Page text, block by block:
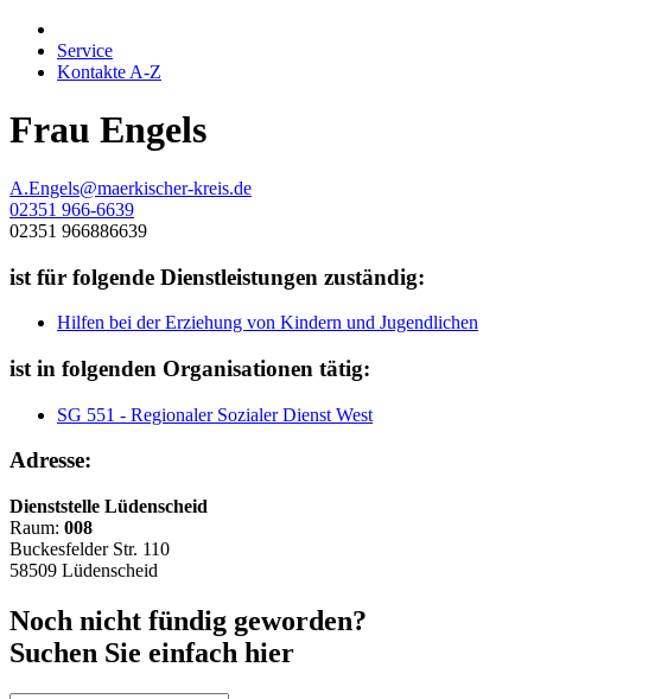
Service
Kontakte A-Z
Frau Engels
A.Engels@maerkischer-kreis.de
02351 966-6639
02351 966886639
ist für folgende Dienstleistungen zuständig:
Hilfen bei der Erziehung von Kindern und Jugendlichen
ist in folgenden Organisationen tätig:
SG 551 - Regionaler Sozialer Dienst West
Adresse:
Dienststelle Lüdenscheid
Raum: 008
Buckesfelder Str. 110
58509 Lüdenscheid
Noch nicht fündig geworden?
Suchen Sie einfach hier